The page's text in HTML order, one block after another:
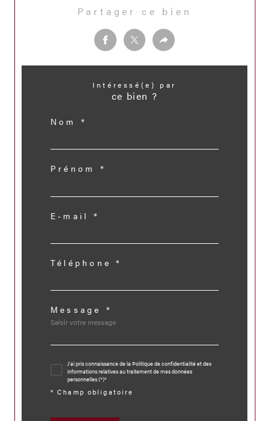
Partager ce bien
Intéressé(e) par
ce bien ?
Nom *
Prénom *
E-mail *
Téléphone *
Message *
J'ai pris connaissance de la Politique de confidentialité et des
informations relatives au traitement de mes données
personnelles (*)*
* Champ obligatoire